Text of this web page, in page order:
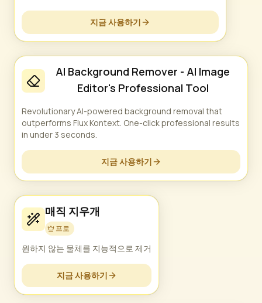
지금 사용하기
AI Background Remover - AI Image
Editor's Professional Tool
Revolutionary AI-powered background removal that
outperforms Flux Kontext. One-click professional results
in under 3 seconds.
지금 사용하기
매직 지우개
프로
원하지 않는 물체를 지능적으로 제거
지금 사용하기